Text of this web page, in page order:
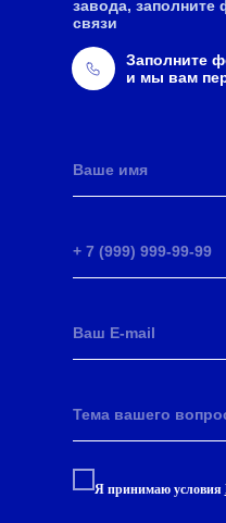
завода, заполните
связи
Заполните
и мы вам
Я принимаю условия